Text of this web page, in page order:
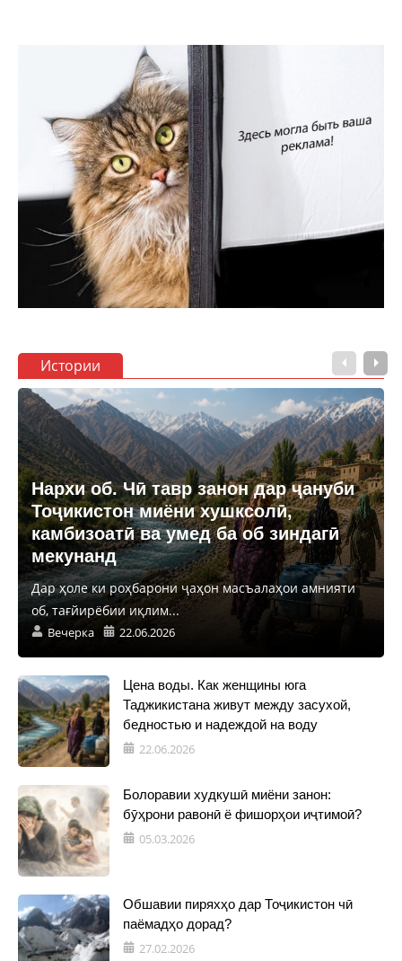
Истории
Нархи об. Чӣ тавр занон дар ҷануби
Тоҷикистон миёни хушксолӣ,
камбизоатӣ ва умед ба об зиндагӣ
мекунанд
Дар ҳоле ки роҳбарони ҷаҳон масъалаҳои амнияти
об, тағйирёбии иқлим...
Вечерка 22.06.2026
Цена воды. Как женщины юга
Таджикистана живут между засухой,
бедностью и надеждой на воду
22.06.2026
Болоравии худкушӣ миёни занон:
бӯҳрони равонӣ ё фишорҳои иҷтимоӣ?
05.03.2026
Обшавии пиряхҳо дар Тоҷикистон чӣ
паёмадҳо дорад?
27.02.2026